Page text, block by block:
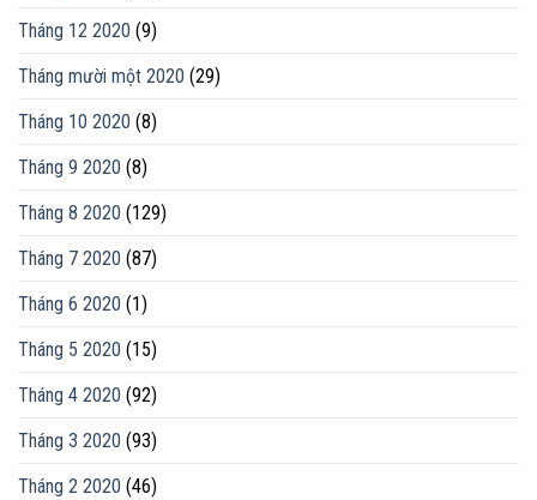
Tháng 12 2020 (9)
Tháng mười một 2020 (29)
Tháng 10 2020 (8)
Tháng 9 2020 (8)
Tháng 8 2020 (129)
Tháng 7 2020 (87)
Tháng 6 2020 (1)
Tháng 5 2020 (15)
Tháng 4 2020 (92)
Tháng 3 2020 (93)
Tháng 2 2020 (46)